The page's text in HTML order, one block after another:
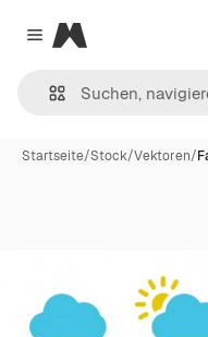
Close menu
Magnific
Startseite/Stock/Vektoren/